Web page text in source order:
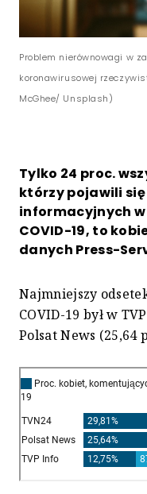
Problem nierównowagi w
koronawirusowej
McGhee/ Unsplash)
Tylko 24 proc.
którzy pojawili
informacyjnych
COVID-19, to
danych Press-
Najmniejszy
COVID-19 był w
Polsat News (25,64